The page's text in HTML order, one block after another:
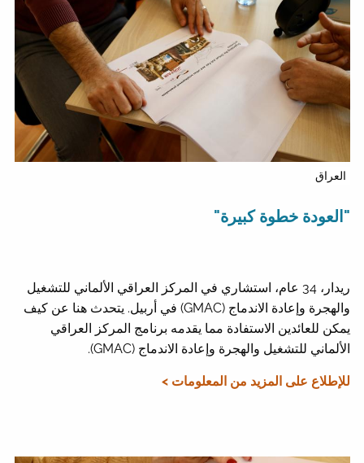
العراق
"العودة خطوة كبيرة"
ريدار، 34 عام، استشاري في المركز العراقي الألماني للتشغيل
والهجرة وإعادة الاندماج (GMAC) في أربيل. يتحدث هنا عن كيف
يمكن للعائدين الاستفادة مما يقدمه برنامج المركز العراقي
الألماني للتشغيل والهجرة وإعادة الاندماج (GMAC).
للإطلاع على المزيد من المعلومات >